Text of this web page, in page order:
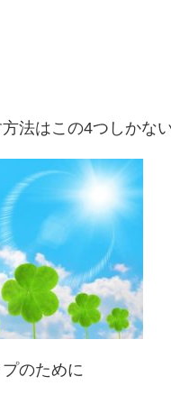
法はこの4つしかな
のために